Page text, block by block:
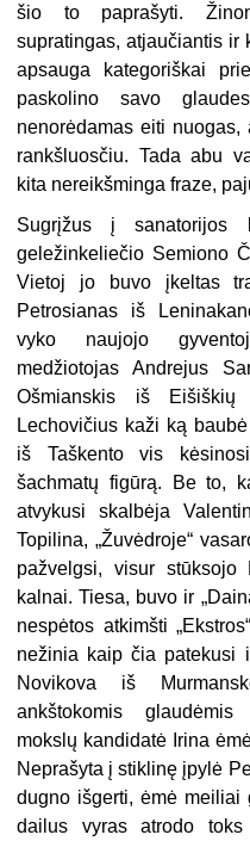
šio to paprašyti.
supratingas, atjaučiantis ir
apsauga kategoriškai
paskolino savo
nenorėdamas eiti
rankšluosčiu. Tada abu
kita nereikšminga fraze,
Sugrįžus į sanatorijos
geležinkeliečio Semiono
Vietoj jo buvo įkeltas
Petrosianas iš
vyko naujojo
medžiotojas Andrejus
Ošmianskis iš
Lechovičius kaži ką
iš Taškento vis
šachmatų figūrą. Be to,
atvykusi skalbėja
Topilina, „Žuvėdroje“
pažvelgsi, visur stūksojo
kalnai. Tiesa, buvo ir
nespėtos atkimšti
nežinia kaip čia patekusi
Novikova iš
ankštokomis glaudėmis
mokslų kandidatė Irina
Neprašyta į stiklinę įpylė
dugno išgerti, ėmė meiliai
dailus vyras atrodo toks